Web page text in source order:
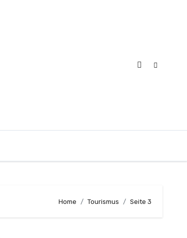
Home Tourismus Seite 3